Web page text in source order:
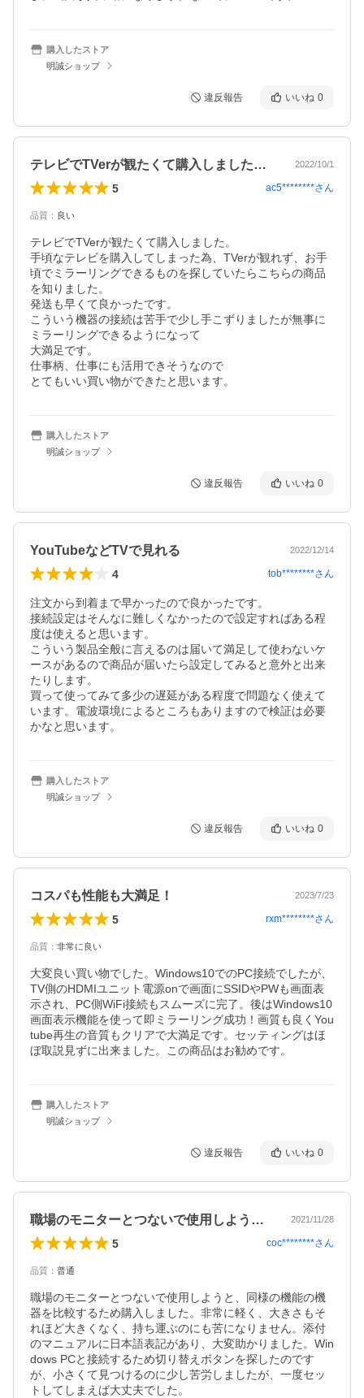
購入したストア
明誠ショップ
違反報告 いいね 0
テレビでTVerが観たくて購入しました… 2022/10/1
5 ac5********さん
品質 ： 良い
テレビでTVerが観たくて購入しました。
手頃なテレビを購入してしまった為、TVerが観れず、お手
頃でミラーリングできるものを探していたらこちらの商品
を知りました。
発送も早くて良かったです。
こういう機器の接続は苦手で少し手こずりましたが無事に
ミラーリングできるようになって
大満足です。
仕事柄、仕事にも活用できそうなので
とてもいい買い物ができたと思います。
購入したストア
明誠ショップ
違反報告 いいね 0
YouTubeなどTVで見れる 2022/12/14
4 tob********さん
注文から到着まで早かったので良かったです。
接続設定はそんなに難しくなかったので設定すればある程
度は使えると思います。
こういう製品全般に言えるのは届いて満足して使わないケ
ースがあるので商品が届いたら設定してみると意外と出来
たりします。
買って使ってみて多少の遅延がある程度で問題なく使えて
います。電波環境によるところもありますので検証は必要
かなと思います。
購入したストア
明誠ショップ
違反報告 いいね 0
コスパも性能も大満足！ 2023/7/23
5 rxm********さん
品質 ： 非常に良い
大変良い買い物でした。Windows10でのPC接続でしたが、
TV側のHDMIユニット電源onで画面にSSIDやPWも画面表
示され、PC側WiFi接続もスムーズに完了。後はWindows10
画面表示機能を使って即ミラーリング成功！画質も良くYou
tube再生の音質もクリアで大満足です。セッティングはほ
購入したストア
明誠ショップ
違反報告 いいね 0
職場のモニターとつないで使用しようと、… 2021/11/28
5 coc********さん
品質 ： 普通
職場のモニターとつないで使用しようと、同様の機能の機
器を比較するため購入しました。非常に軽く、大きさもそ
れほど大きくなく、持ち運ぶのにも苦になりません。添付
のマニュアルに日本語表記があり、大変助かりました。Win
dows PCと接続するため切り替えボタンを探したのです
が、小さくて見つけるのに少し苦労しましたが、一度セッ
トしてしまえば大丈夫でした。